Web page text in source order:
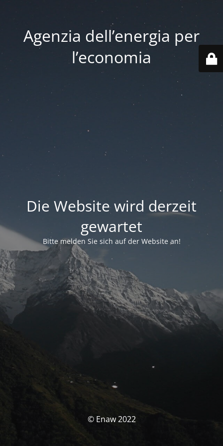
Agenzia dell’energia per
l’economia
Die Website wird derzeit
gewartet
Bitte melden Sie sich auf der Website an!
© Enaw 2022